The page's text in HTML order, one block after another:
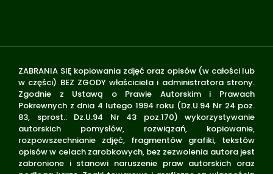
ZABRANIA SIĘ kopiowania zdjęć oraz opisów (w całości lub
w części) BEZ ZGODY właściciela i administratora strony.
Zgodnie z Ustawą o Prawie Autorskim i Prawach
Pokrewnych z dnia 4 lutego 1994 roku (Dz.U.94 Nr 24 poz.
83, sprost.: Dz.U.94 Nr 43 poz.170) wykorzystywanie
autorskich pomysłów, rozwiązań, kopiowanie,
rozpowszechnianie zdjęć, fragmentów grafiki, tekstów
opisów w celach zarobkowych, bez zezwolenia autora jest
zabronione i stanowi naruszenie praw autorskich oraz